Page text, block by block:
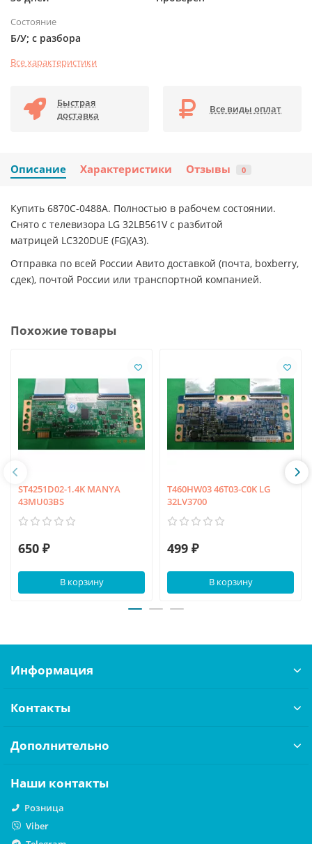
Состояние
Б/У; с разбора
Все характеристики
Быстрая
доставка
Все виды оплат
Описание Характеристики Отзывы 0
Купить 6870C-0488A. Полностью в рабочем состоянии.
Снято с телевизора LG 32LB561V с разбитой
матрицей LC320DUE (FG)(A3).
Отправка по всей России Авито доставкой (почта, boxberry,
сдек), почтой России или транспортной компанией.
Похожие товары
ST4251D02-1.4K MANYA
43MU03BS
650 ₽
В корзину
T460HW03 46T03-C0K LG
32LV3700
499 ₽
В корзину
Информация
Контакты
Дополнительно
Наши контакты
Розница
Viber